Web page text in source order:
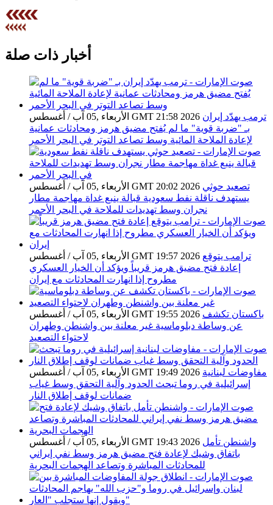
أخبار ذات صلة
الأربعاء ,05 آب / أغسطس GMT 21:58 2026 ترمب يهدّد إيران
بـ "ضربة قوية" ما لم يُفتح مضيق هرمز ومحادثات عمانية
لإعادة الملاحة المائية وسط تصاعد التوتر في البحر الأحمر
الأربعاء ,05 آب / أغسطس GMT 20:02 2026 تصعيد حوثي
يستهدف ناقلة نفط سعودية قبالة ينبع غداة مهاجمة مطار
نجران وسط تهديدات للملاحة في البحر الأحمر
الأربعاء ,05 آب / أغسطس GMT 19:57 2026 ترامب يتوقع
إعادة فتح مضيق هرمز قريباً ويؤكد أن الخيار العسكري
مطروح إذا انهارت المحادثات مع إيران
الأربعاء ,05 آب / أغسطس GMT 19:55 2026 باكستان تكشف
عن وساطة دبلوماسية غير معلنة بين واشنطن وطهران
لاحتواء التصعيد
الأربعاء ,05 آب / أغسطس GMT 19:49 2026 مفاوضات لبنانية
إسرائيلية في روما تبحث الحدود وآلية التحقق وسط غياب
ضمانات لوقف إطلاق النار
الأربعاء ,05 آب / أغسطس GMT 19:43 2026 واشنطن تأمل
باتفاق وشيك لإعادة فتح مضيق هرمز وسط نفي إيراني
للمحادثات المباشرة وتصاعد الهجمات البحرية